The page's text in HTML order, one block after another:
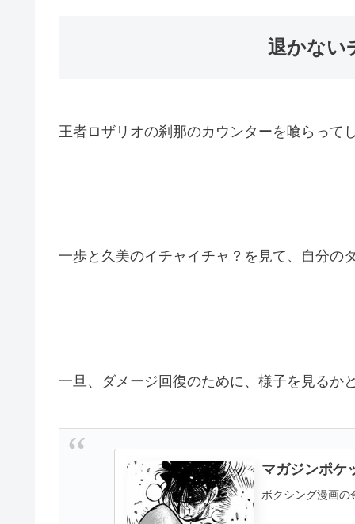
退かない
王者ロザリオの刹那のカウンターを喰らって
一歩と久美のイチャイチャ？を見て、自分の
一旦、ダメージ回復のために、様子を見るか
マガジンポケ
ボクシング漫画の